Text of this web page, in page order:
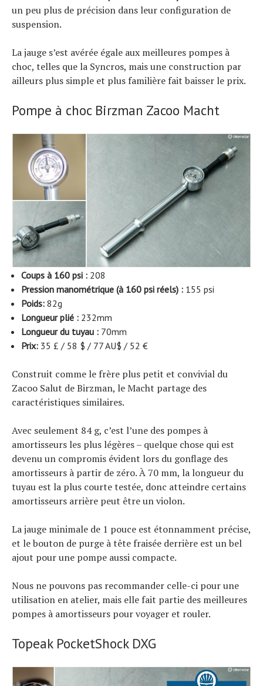
un peu plus de précision dans leur configuration de
suspension.
La jauge s’est avérée égale aux meilleures pompes à
choc, telles que la Syncros, mais une construction par
ailleurs plus simple et plus familière fait baisser le prix.
Pompe à choc Birzman Zacoo Macht
Coups à 160 psi : 208
Pression manométrique (à 160 psi réels) : 155 psi
Poids: 82g
Longueur plié : 232mm
Longueur du tuyau : 70mm
Prix: 35 £ / 58 $ / 77 AU$ / 52 €
Construit comme le frère plus petit et convivial du
Zacoo Salut de Birzman, le Macht partage des
caractéristiques similaires.
Avec seulement 84 g, c’est l’une des pompes à
amortisseurs les plus légères – quelque chose qui est
devenu un compromis évident lors du gonflage des
amortisseurs à partir de zéro. À 70 mm, la longueur du
tuyau est la plus courte testée, donc atteindre certains
amortisseurs arrière peut être un violon.
La jauge minimale de 1 pouce est étonnamment précise,
et le bouton de purge à tête fraisée derrière est un bel
ajout pour une pompe aussi compacte.
Nous ne pouvons pas recommander celle-ci pour une
utilisation en atelier, mais elle fait partie des meilleures
pompes à amortisseurs pour voyager et rouler.
Topeak PocketShock DXG
Tests de produits
Tendances
Tous nos articles